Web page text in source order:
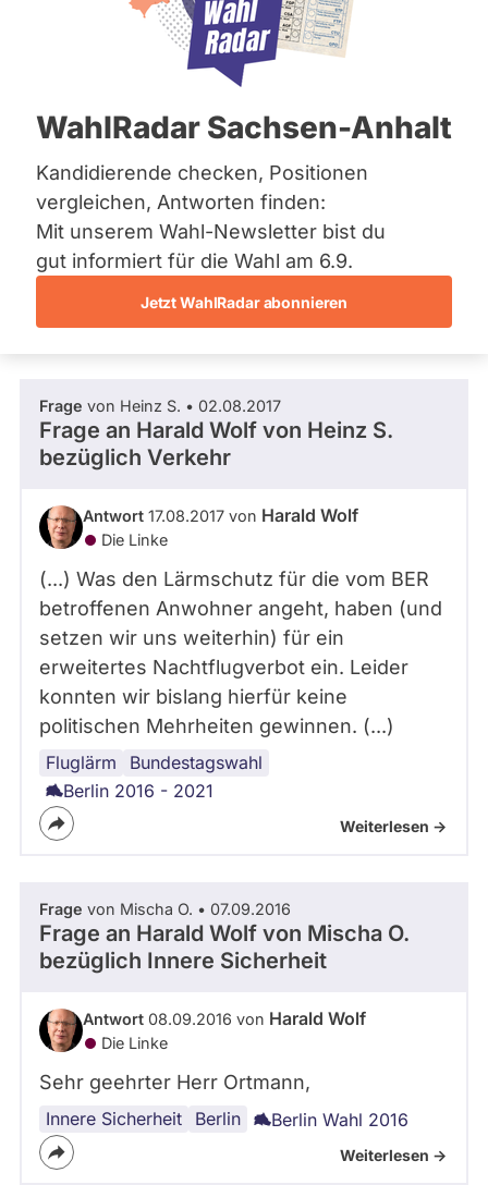
Bremen
Hamburg
Mecklenburg-Vorpommern
Nordrhein-Westfalen
Saarland
Sachsen
Sachsen-Anhalt
Sachsen-Anhalt
Schleswig-Holstein
Thüringen
Archiv
Spenden
WahlRadar Sachsen-Anhalt
Kandidierende checken, Positionen
vergleichen, Antworten finden:
Mit unserem Wahl-Newsletter bist du
gut informiert für die Wahl am 6.9.
Jetzt WahlRadar abonnieren
e
l
i
Die Linke
Dieser Politiker hat kein aktuelles und kein
zukünftiges Mandat und keine
Direktandidatur auf Landes-, Bundes- oder
Wahlliste werden bei uns nicht erfasst.
Die Fragefunktion ist für diese Person
derzeit nicht aktiv.
Politiker:innen
aktiven
oder
Mandaten
können
abgeordnetenwatch
befragt
werden.
Fragen und Antworten
Frage von Heinz S. • 02.08.2017
Frage an Harald Wolf von Heinz S.
bezüglich Verkehr
Antwort 17.08.2017 von Harald Wolf
Die Linke
(...) Was den Lärmschutz für die vom BER
betroffenen Anwohner angeht, haben (und
setzen wir uns weiterhin) für ein
erweitertes Nachtflugverbot ein. Leider
konnten wir bislang hierfür keine
politischen Mehrheiten gewinnen. (...)
Fluglärm Bundestagswahl
Lärm
Flughafen
Berlin 2016 - 2021
Weiterlesen ->
Frage von Mischa O. • 07.09.2016
Frage an Harald Wolf von Mischa O.
bezüglich Innere Sicherheit
Antwort 08.09.2016 von Harald Wolf
Die Linke
Sehr geehrter Herr Ortmann,
Innere Sicherheit Berlin
Gewalt
Parteien Berlin Wahl 2016
Weiterlesen ->